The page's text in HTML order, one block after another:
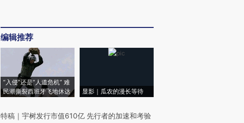
编辑推荐
“入侵”还是“人道危机” 难
民潮撕裂西班牙飞地休达
显影｜瓜农的漫长等待
特稿 ｜ 宇树发行市值610亿 先行者的加速和考验